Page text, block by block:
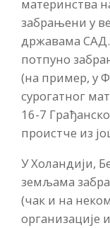
материнства
забрањени у
државама
потпуно
(на пример, у
сурогатног
16-7
проистче из
У Холандији,
земљама
(чак и на
организације